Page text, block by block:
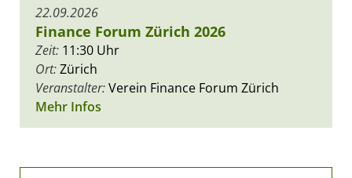
22.09.2026
Finance Forum Zürich 2026
Zeit: 11:30 Uhr
Ort:Zürich
Veranstalter:Verein Finance Forum Zürich
Mehr Infos